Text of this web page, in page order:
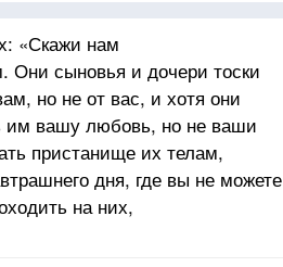
«Скажи нам
сыновья и дочери тоски
но не от вас, и хотя они
им вашу любовь, но не ваши
пристанище их телам,
дня, где вы не можете
на них,
жизнь не идет вспять